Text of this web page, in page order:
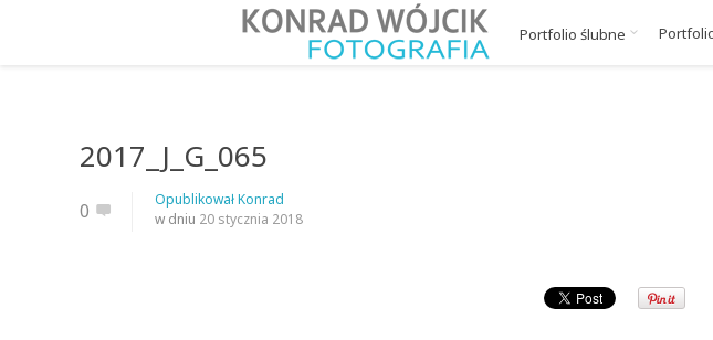
Portfolio ślubne
2017_J_G_065
0 OpublikowałKonrad
w dniu 20 stycznia 2018